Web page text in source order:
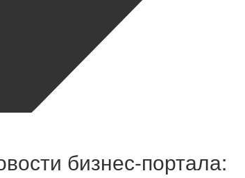
бизнес-портала: